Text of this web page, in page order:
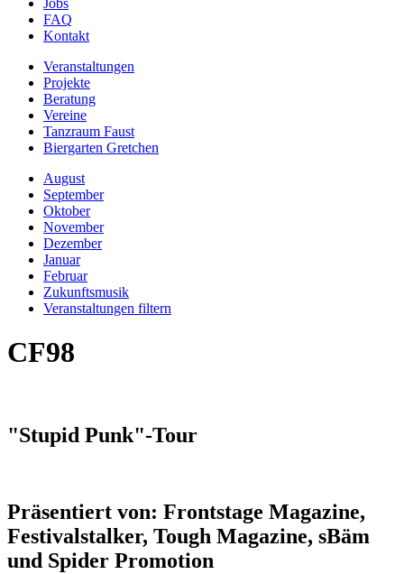
Jobs
FAQ
Kontakt
Veranstaltungen
Projekte
Beratung
Vereine
Tanzraum Faust
Biergarten Gretchen
August
September
Oktober
November
Dezember
Januar
Februar
Zukunftsmusik
Veranstaltungen filtern
CF98
"Stupid Punk"-Tour
Präsentiert von: Frontstage Magazine,
Festivalstalker, Tough Magazine, sBäm
und Spider Promotion